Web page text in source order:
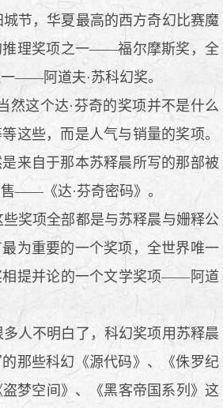
节，华夏最高的西方奇幻比赛魔
推理奖项之一——福尔摩斯奖，全
——阿道夫·苏科幻奖。
这个达·芬奇的奖项并不是什么
这些，而是人气与销量的奖项。
来自于那本苏释晨所写的那部被
——《达·芬奇密码》。
奖项全部都是与苏释晨与姗释公
为重要的一个奖项，全世界唯一
相提并论的一个文学奖项——阿道
人不明白了，科幻奖项用苏释晨
那些科幻《源代码》、《侏罗纪
盗梦空间》、《黑客帝国系列》这